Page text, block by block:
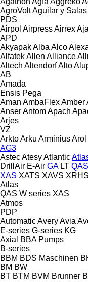
AgroVoltAguilar y Salas
PDS
Airpol AirpressAirrex
APD
AkyapakAlba Alco
AlfatekAllen Alliance
Altech AltendorfAlto
AB
Amada
Ensis Pega
Aman AmbaFlexAmber
AnserAntomApach
Arjes
VZ
ArktoArku ArminiusArol
AG3
AstecAtesyAtlantic
DrillAir E-Air GA LT QAS
XAS XATS XAVS XRHS
Atlas
QAS W series XAS
Atmos
PDP
AutomaticAveryAvia
E-series G-series KG
Axial
BBA Pumps
B-series
BBM BDS Maschinen
BM BW
BT BTM BVM Brunner